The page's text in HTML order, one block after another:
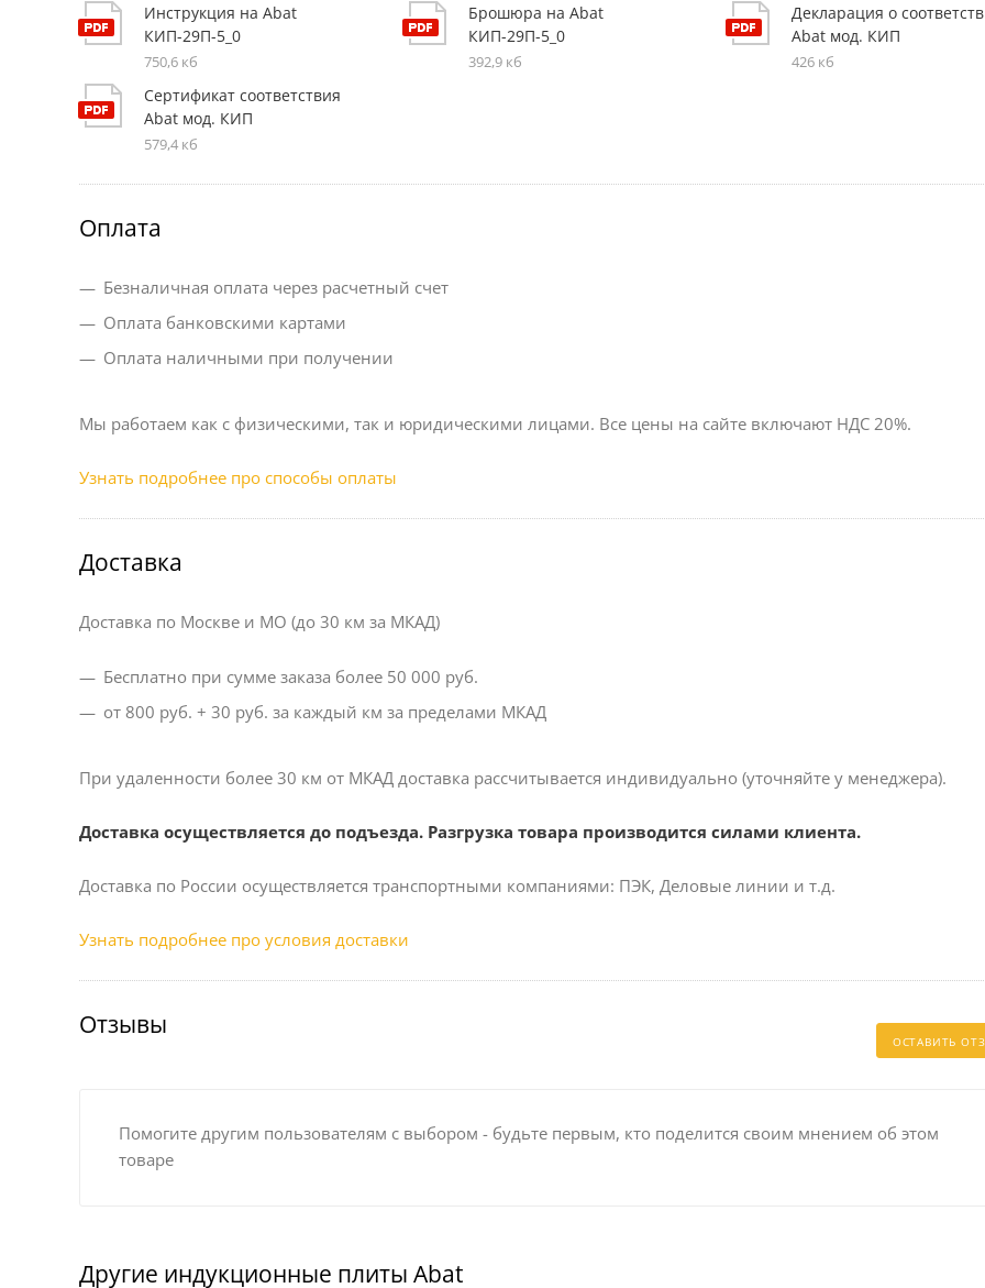
Инструкция на Abat
КИП-29П-5_0
750,6 кб
Брошюра на Abat
КИП-29П-5_0
392,9 кб
Декларация о
Abat мод. КИП
426 кб
Сертификат соответствия
Abat мод. КИП
579,4 кб
Оплата
Безналичная оплата через расчетный счет
Оплата банковскими картами
Оплата наличными при получении
Мы работаем как с физическими, так и юридическими лицами. Все цены на сайте включают НДС 20%.
Узнать подробнее про способы оплаты
Доставка
Доставка по Москве и МО (до 30 км за МКАД)
Бесплатно при сумме заказа более 50 000 руб.
от 800 руб. + 30 руб. за каждый км за пределами МКАД
При удаленности более 30 км от МКАД доставка рассчитывается индивидуально (уточняйте у менеджера).
Доставка осуществляется до подъезда. Разгрузка товара производится силами клиента.
Доставка по России осуществляется транспортными компаниями: ПЭК, Деловые линии и т.д.
Узнать подробнее про условия доставки
Отзывы
ОСТАВИТЬ
Помогите другим пользователям с выбором - будьте первым, кто поделится своим мнением об этом
товаре
Другие индукционные плиты Abat